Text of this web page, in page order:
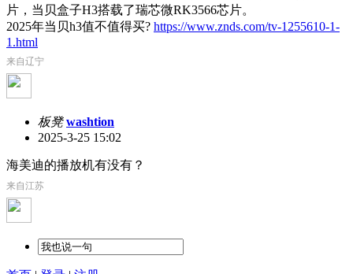
片，当贝盒子H3搭载了瑞芯微RK3566芯片。
2025年当贝h3值不值得买? https://www.znds.com/tv-1255610-1-
1.html
来自辽宁
板凳 washtion
2025-3-25 15:02
海美迪的播放机有没有？
来自江苏